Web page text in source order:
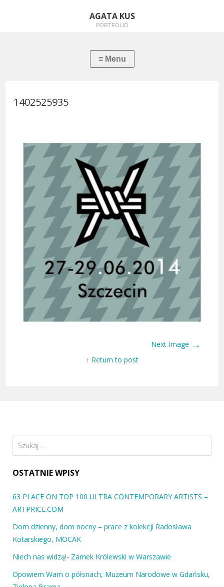
AGATA KUS
PORTFOLIO
1402525935
Next Image →
↑ Return to post
Szukaj:
OSTATNIE WPISY
63 PLACE ON TOP 100 ULTRA CONTEMPORARY ARTISTS –
ARTPRICE.COM
Dom dzienny, dom nocny – prace z kolekcji Radosława
Kotarskiego, MOCAK
Niech nas widzą!- Zamek Królewski w Warszawie
Opowiem Wam o półsnach, Muzeum Narodowe w Gdańsku,